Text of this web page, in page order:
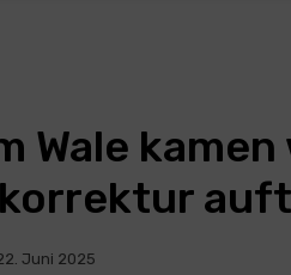
Wale
Juni 2025